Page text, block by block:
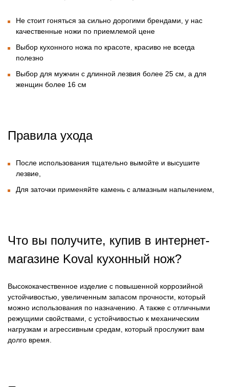
Не стоит гоняться за сильно дорогими брендами, у нас
качественные ножи по приемлемой цене
Выбор кухонного ножа по красоте, красиво не всегда
полезно
Выбор для мужчин с длинной лезвия более 25 см, а для
женщин более 16 см
Правила ухода
После использования тщательно вымойте и высушите
лезвие,
Для заточки применяйте камень с алмазным напылением,
Что вы получите, купив в интернет-
магазине Koval кухонный нож?
Высококачественное изделие с повышенной коррозийной
устойчивостью, увеличенным запасом прочности, который
можно использования по назначению. А также с отличными
режущими свойствами, с устойчивостью к механическим
нагрузкам и агрессивным средам, который прослужит вам
долго время.